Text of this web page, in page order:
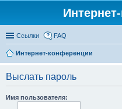
Ссылки FAQ
Интернет-конференции
Выслать пароль
Имя пользователя: